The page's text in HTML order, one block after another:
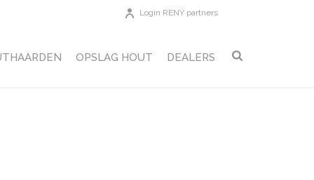
Login RENY partners
OPSLAG HOUT DEALERS